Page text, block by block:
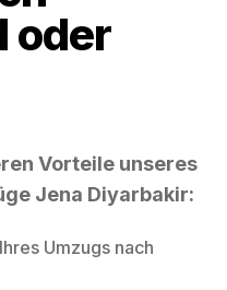
oder
Vorteile unseres
Jena Diyarbakir:
Umzugs nach